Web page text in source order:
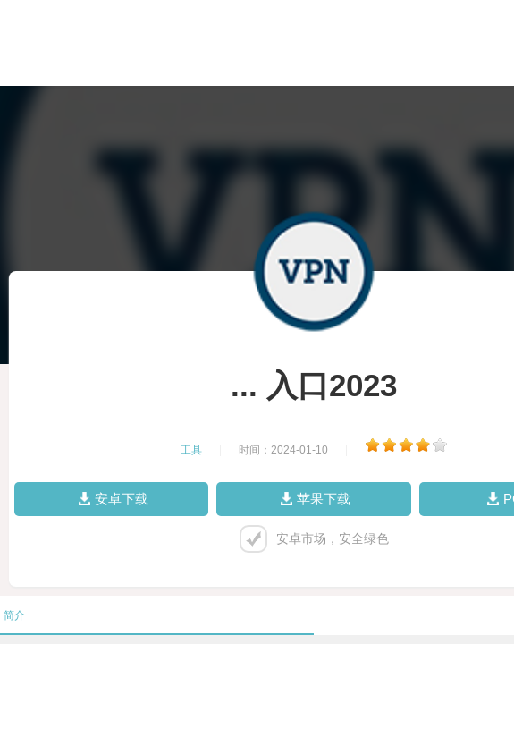
... 入口2023
工具 时间：2024-01-10
安卓下载 苹果下载
安卓市场，安全绿色
简介